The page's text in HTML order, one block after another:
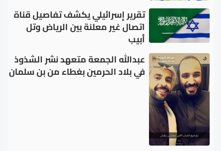
تقرير إسرائيلي يكشف تفاصيل قناة
اتصال غير معلنة بين الرياض وتل
أبيب
عبدالله الجمعة متعهد نشر الشذوذ
في بلاد الحرمين بغطاء من بن سلمان